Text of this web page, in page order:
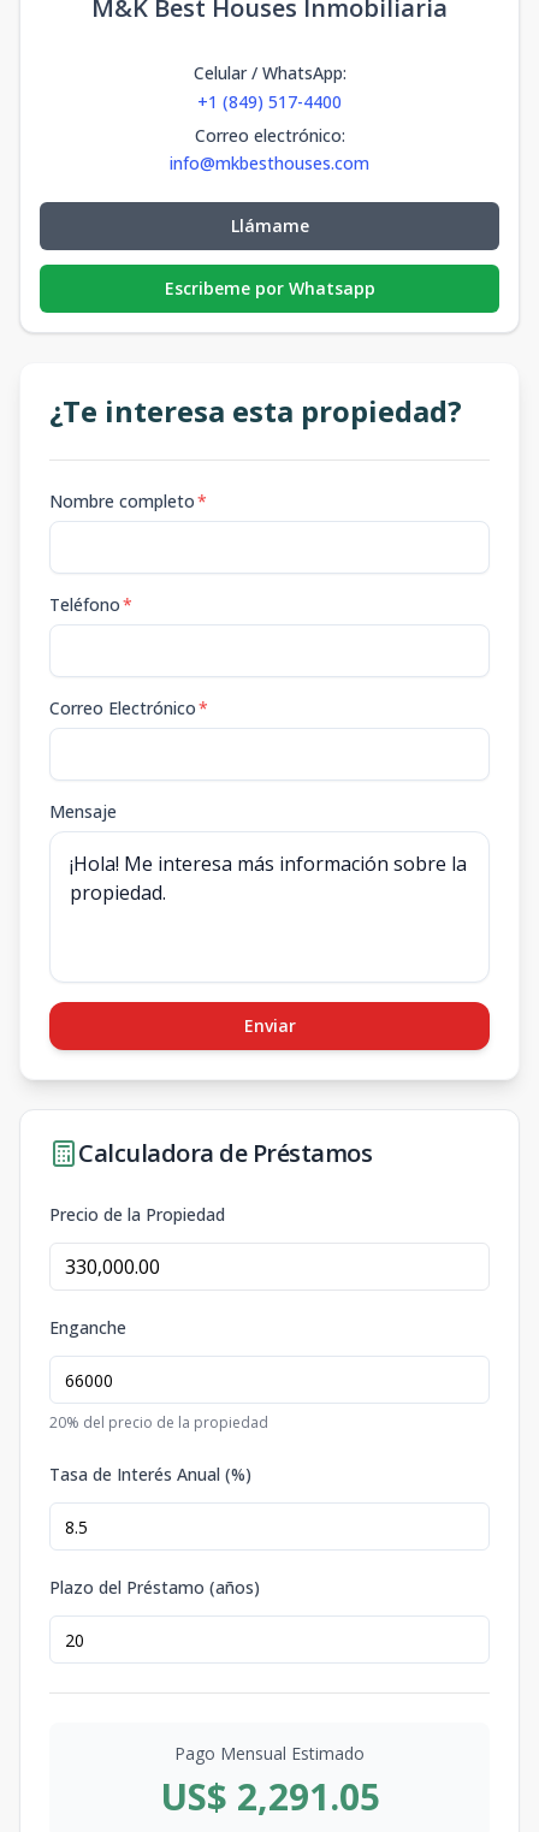
M&K Best Houses Inmobiliaria
Celular / WhatsApp:
+1 (849) 517-4400
Correo electrónico:
info@mkbesthouses.com
Llámame
Escribeme por Whatsapp
¿Te interesa esta propiedad?
Nombre completo*
Teléfono*
Correo Electrónico*
Mensaje
Enviar
Calculadora de Préstamos
Precio de la Propiedad
Enganche
20% del precio de la propiedad
Tasa de Interés Anual (%)
Plazo del Préstamo (años)
Pago Mensual Estimado
US$ 2,291.05